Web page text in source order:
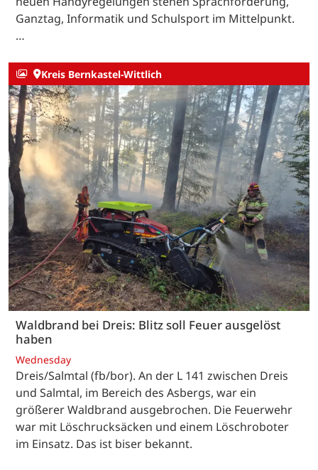
Ganztag, Informatik und Schulsport im Mittelpunkt.
…
Kreis Bernkastel-Wittlich
Waldbrand bei Dreis: Blitz soll Feuer ausgelöst
haben
Wednesday
Dreis/Salmtal (fb/bor). An der L 141 zwischen Dreis
und Salmtal, im Bereich des Asbergs, war ein
größerer Waldbrand ausgebrochen. Die Feuerwehr
war mit Löschrucksäcken und einem Löschroboter
im Einsatz. Das ist biser bekannt.